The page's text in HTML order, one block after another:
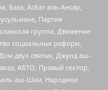
База, Асбат аль-Ансар,
Партия
группа, Движение
социальных реформ,
двух святых, Джунд аш-
АБТО, Правый сектор,
аш-Шам, Народное